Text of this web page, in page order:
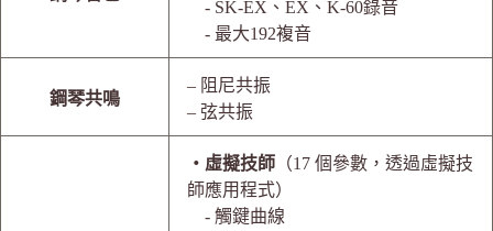
- SK-EX、EX、K-60錄音
- 最大192複音
鋼琴共鳴
– 阻尼共振
– 弦共振
・虛擬技師 （17 個參數，透過虛擬技
師應用程式）
- 觸鍵曲線